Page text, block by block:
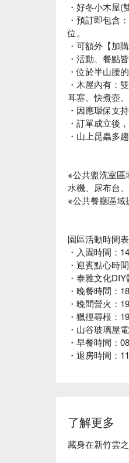
・好冬小木屋(
・預訂即包含
位。
・可額外【加
・活動、餐點
・位於半山腰
・木屋內有：
耳塞、快煮壺
・因應環保支
・訂單成立後
・山上昆蟲多
※公共盥洗室區
水機、尿布台
※公共餐廳區域
園區活動時間表
・入園時間：
・迎賓點心時
・泰雅文化
・晚餐時間：
・晚間營火：
・獵徑尋根：
・山谷玻璃屋
・早餐時間：
・退房時間：
了解更多
藏身在新竹雲